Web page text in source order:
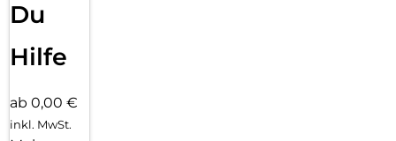
Du
Hilfe
ab 0,00 €
inkl. MwSt.